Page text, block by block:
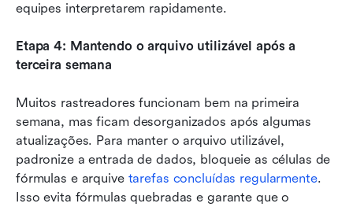
equipes interpretarem rapidamente.
Etapa 4: Mantendo o arquivo utilizável após a
terceira semana
Muitos rastreadores funcionam bem na primeira
semana, mas ficam desorganizados após algumas
atualizações. Para manter o arquivo utilizável,
padronize a entrada de dados, bloqueie as células de
fórmulas e arquive tarefas concluídas regularmente.
Isso evita fórmulas quebradas e garante que o